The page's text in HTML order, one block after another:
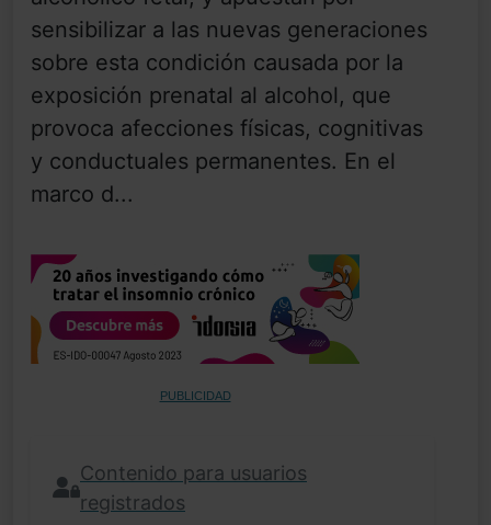
sensibilizar a las nuevas generaciones
sobre esta condición causada por la
exposición prenatal al alcohol, que
provoca afecciones físicas, cognitivas
y conductuales permanentes. En el
marco d...
PUBLICIDAD
Contenido para usuarios
registrados